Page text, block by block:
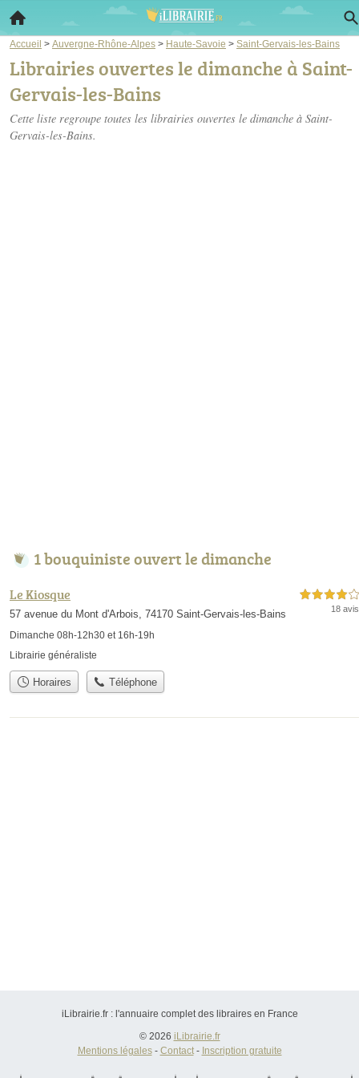
Accueil > Auvergne-Rhône-Alpes > Haute-Savoie > Saint-Gervais-les-Bains
Librairies ouvertes le dimanche à Saint-
Gervais-les-Bains
Cette liste regroupe toutes les librairies ouvertes le dimanche à Saint-
Gervais-les-Bains.
1 bouquiniste ouvert le dimanche
Le Kiosque
57 avenue du Mont d'Arbois, 74170 Saint-Gervais-les-Bains
Dimanche 08h-12h30 et 16h-19h
4,0 étoiles sur 5
18 avis
Librairie généraliste
Horaires Téléphone
iLibrairie.fr : l'annuaire complet des libraires en France
© 2026 iLibrairie.fr
Mentions légales- Contact- Inscription gratuite